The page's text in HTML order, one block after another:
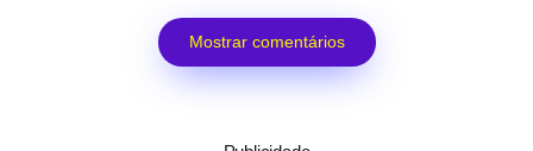
Mostrar comentários